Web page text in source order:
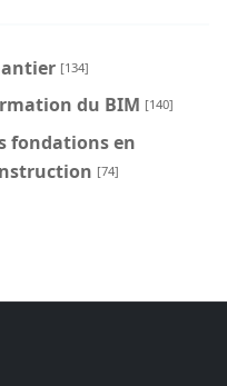
[134]
du BIM [140]
fondations en
[74]